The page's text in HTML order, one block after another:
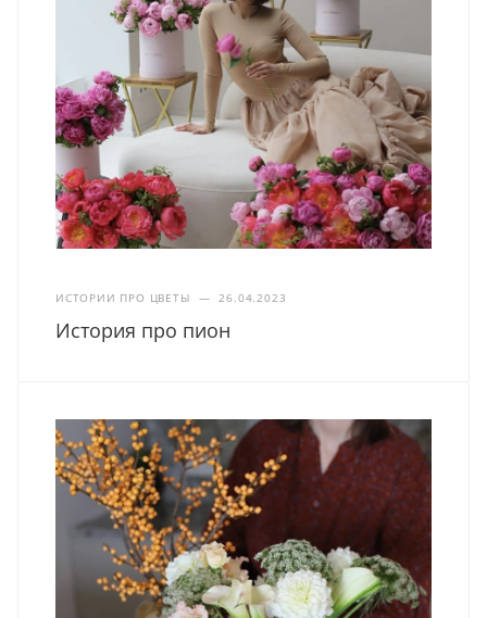
ИСТОРИИ ПРО ЦВЕТЫ — 26.04.2023
История про пион